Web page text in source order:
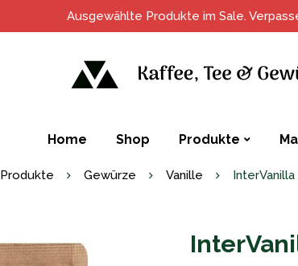
Ausgewählte Produkte im Sale.
Home Shop Produkte
Produkte Gewürze Vanille